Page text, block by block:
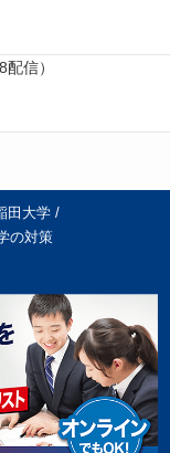
信）
田大学 /
の対策